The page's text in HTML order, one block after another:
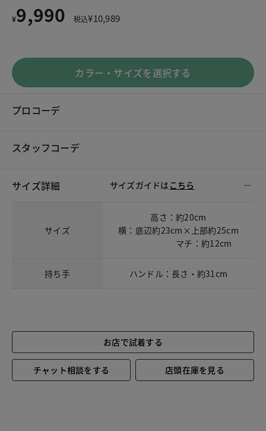
¥9,990 税込¥10,989
カラー・サイズを選択する
プロコーデ
スタッフコーデ
サイズ詳細 サイズガイドは こちら
サイズ
高さ：約20cm
横：底辺約23cm×上部約25cm
マチ：約12cm
持ち手 ハンドル：長さ・約31cm
お店で試着する
チャット相談をする 店頭在庫を見る
LINE X メール